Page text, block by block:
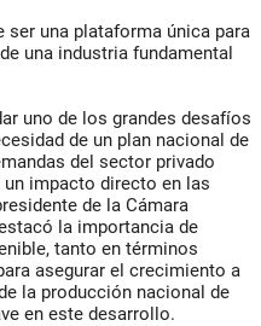
ser una plataforma única para
una industria fundamental
uno de los grandes desafíos
de un plan nacional de
del sector privado
impacto directo en las
de la Cámara
la importancia de
tanto en términos
asegurar el crecimiento a
la producción nacional de
en este desarrollo.